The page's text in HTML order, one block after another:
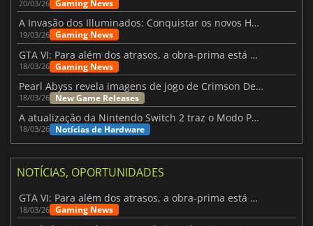
20/03/26 Gaming News
A Invasão dos Illuminados: Conquistar os novos Helldivers 2 Atualização!
19/03/26 Gaming News
GTA VI: Para além dos atrasos, a obra-prima está quase a chegar
18/03/26 Gaming News
Pearl Abyss revela imagens de jogo de Crimson Desert para a PS5
18/03/26 New Game Releases
A atualização da Nintendo Switch 2 traz o Modo Portátil aos jogos mais antigos da Switch
18/03/26 Notícias de Hardware
NOTÍCIAS, OPORTUNIDADES
GTA VI: Para além dos atrasos, a obra-prima está quase a chegar
18/03/26 Gaming News